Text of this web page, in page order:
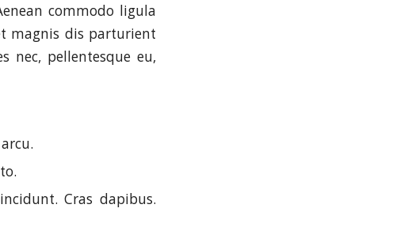
commodo ligula
magnis dis parturient
nec, pellentesque eu,
Cras dapibus.